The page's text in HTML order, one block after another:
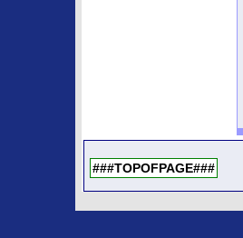
###TOPOFPAGE###